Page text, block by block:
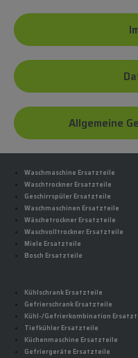
Allgemeine
Waschmaschine Ersatzteile
Waschtrockner Ersatzteile
Geschirrspüler Ersatzteile
Waschmaschinen Ersatzteile
Wäschetrockner Ersatzteile
Waschvolltrockner Ersatzteile
Miele Ersatzteile
Bosch Ersatzteile
Kühlschrank Ersatzteile
Gefrierschrank Ersatzteile
Kühl-/Gefrierkombination
Tiefkühler Ersatzteile
Küchenmaschine Ersatzteile
Gefriergeräte Ersatzteile